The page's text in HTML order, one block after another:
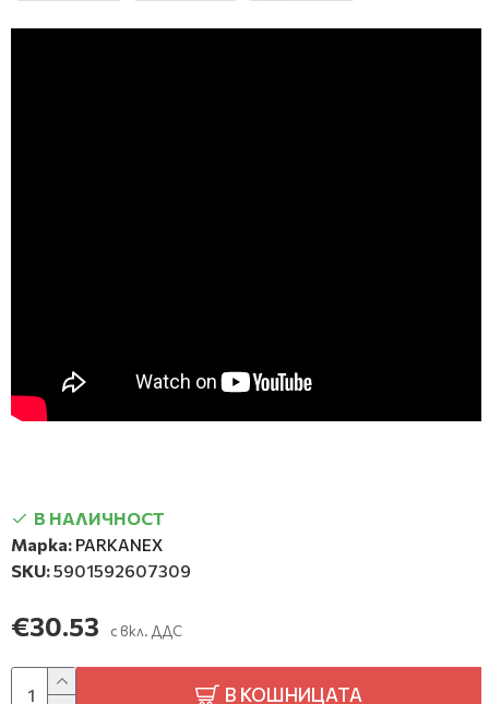
В НАЛИЧНОСТ
Марка: PARKANEX
SKU:5901592607309
€30.53 с вкл. ДДС
В КОШНИЦАТА